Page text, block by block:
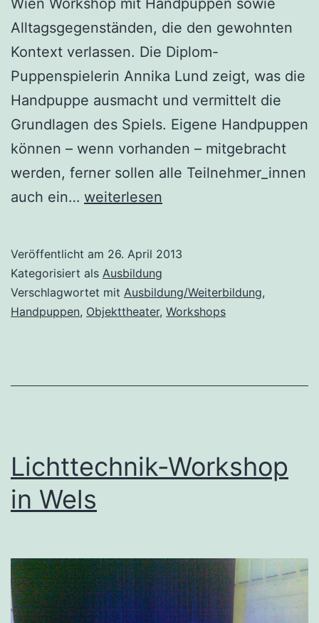
Wien Workshop mit Handpuppen sowie
Alltagsgegenständen, die den gewohnten
Kontext verlassen. Die Diplom-
Puppenspielerin Annika Lund zeigt, was die
Handpuppe ausmacht und vermittelt die
Grundlagen des Spiels. Eigene Handpuppen
können – wenn vorhanden – mitgebracht
werden, ferner sollen alle Teilnehmer_innen
auch ein… Handpuppenworkshop
Lund
(Wien)
weiterlesen
Veröffentlicht am 26. April 2013
Kategorisiert als Ausbildung
Verschlagwortet mit Ausbildung/Weiterbildung,
Handpuppen, Objekttheater, Workshops
Lichttechnik-Workshop
in Wels